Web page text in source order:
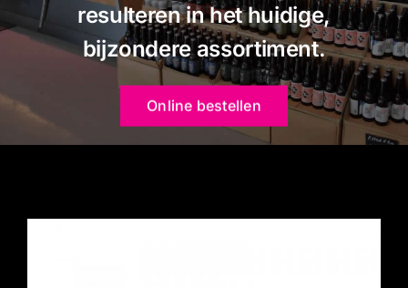
Contact
resulteren in het huidige,
bijzondere assortiment.
Online bestellen